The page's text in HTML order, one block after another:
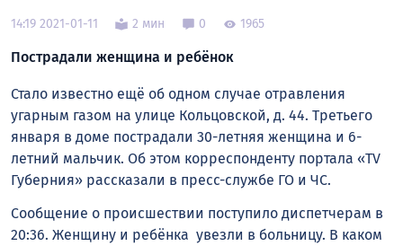
14:19 2021-01-11 2 мин 0 1965
Пострадали женщина и ребёнок
Стало известно ещё об одном случае отравления
угарным газом на улице Кольцовской, д. 44. Третьего
января в доме пострадали 30-летняя женщина и 6-
летний мальчик. Об этом корреспонденту портала «TV
Губерния» рассказали в пресс-службе ГО и ЧС.
Сообщение о происшествии поступило диспетчерам в
20:36. Женщину и ребёнка увезли в больницу. В каком